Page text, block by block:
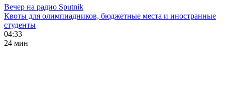
Вечер на радио Sputnik
Квоты для олимпиадников, бюджетные места и иностранные
студенты
04:33
24 мин